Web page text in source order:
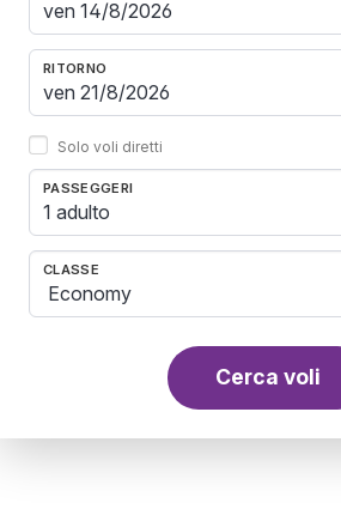
RITORNO
Solo voli diretti
PASSEGGERI
1 adulto
CLASSE
Cerca voli